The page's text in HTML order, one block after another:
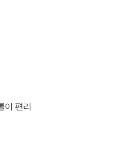
이 편리